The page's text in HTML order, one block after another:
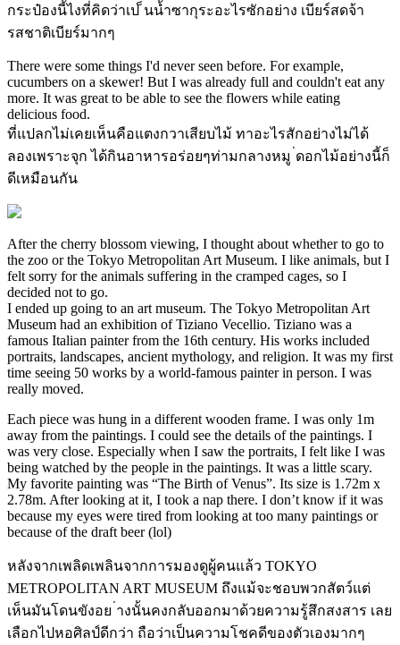
กระป๋องนี้ไงที่คิดว่าเป ็นน้ำซากุระอะไรซักอย่าง เบียร์สดจ้า
รสชาติเบียร์มากๆ
There were some things I'd never seen before. For example,
cucumbers on a skewer! But I was already full and couldn't eat any
more. It was great to be able to see the flowers while eating
delicious food.
ที่แปลกไม่เคยเห็นคือแตงกวาเสียบไม้ ทาอะไรสักอย่างไม่ได้
ลองเพราะจุก ได้กินอาหารอร่อยๆท่ามกลางหมู ่ดอกไม้อย่างนี้ก็
ดีเหมือนกัน
After the cherry blossom viewing, I thought about whether to go to
the zoo or the Tokyo Metropolitan Art Museum. I like animals, but I
felt sorry for the animals suffering in the cramped cages, so I
decided not to go.
I ended up going to an art museum. The Tokyo Metropolitan Art
Museum had an exhibition of Tiziano Vecellio. Tiziano was a
famous Italian painter from the 16th century. His works included
portraits, landscapes, ancient mythology, and religion. It was my first
time seeing 50 works by a world-famous painter in person. I was
really moved.
Each piece was hung in a different wooden frame. I was only 1m
away from the paintings. I could see the details of the paintings. I
was very close. Especially when I saw the portraits, I felt like I was
being watched by the people in the paintings. It was a little scary.
My favorite painting was “The Birth of Venus”. Its size is 1.72m x
2.78m. After looking at it, I took a nap there. I don’t know if it was
because my eyes were tired from looking at too many paintings or
because of the draft beer (lol)
หลังจากเพลิดเพลินจากการมองดูผู้คนแล้ว TOKYO
METROPOLITAN ART MUSEUM ถึงแม้จะชอบพวกสัตว์แต่
เห็นมันโดนขังอย ่างนั้นคงกลับออกมาด้วยความรู้สึกสงสาร เลย
เลือกไปหอศิลป์ดีกว่า ถือว่าเป็นความโชคดีของตัวเองมากๆ